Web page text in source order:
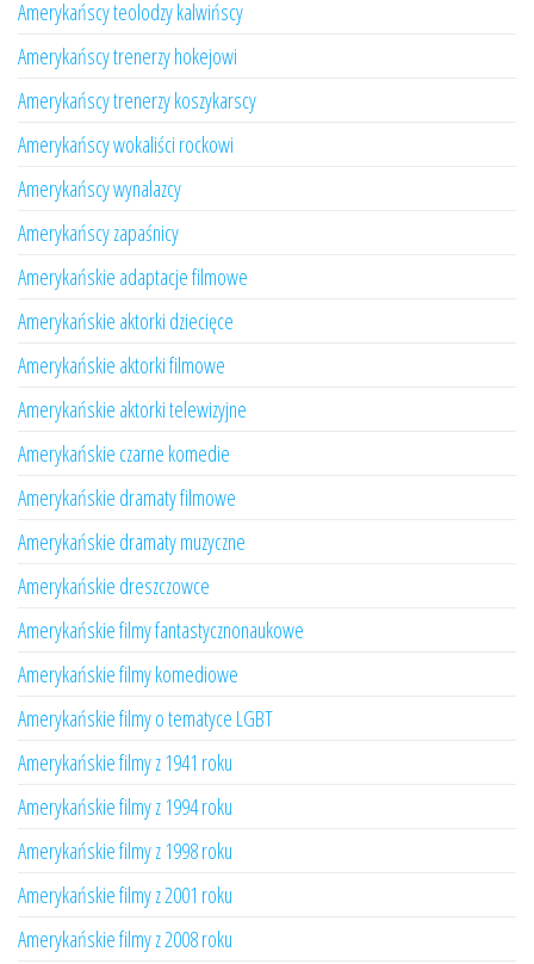
Amerykańscy teolodzy kalwińscy
Amerykańscy trenerzy hokejowi
Amerykańscy trenerzy koszykarscy
Amerykańscy wokaliści rockowi
Amerykańscy wynalazcy
Amerykańscy zapaśnicy
Amerykańskie adaptacje filmowe
Amerykańskie aktorki dziecięce
Amerykańskie aktorki filmowe
Amerykańskie aktorki telewizyjne
Amerykańskie czarne komedie
Amerykańskie dramaty filmowe
Amerykańskie dramaty muzyczne
Amerykańskie dreszczowce
Amerykańskie filmy fantastycznonaukowe
Amerykańskie filmy komediowe
Amerykańskie filmy o tematyce LGBT
Amerykańskie filmy z 1941 roku
Amerykańskie filmy z 1994 roku
Amerykańskie filmy z 1998 roku
Amerykańskie filmy z 2001 roku
Amerykańskie filmy z 2008 roku